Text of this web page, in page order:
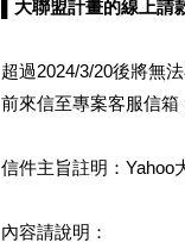
▌大聯盟計畫的線上請
超過2024/3/20後將無
前來信至專案客服信箱
信件主旨註明：Yahoo
內容請說明：